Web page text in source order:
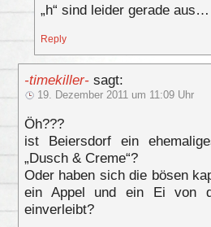
„h“ sind leider gerade aus…
Reply
-timekiller- sagt:
19. Dezember 2011 um 11:09 Uhr
Öh???
ist Beiersdorf ein
„Dusch & Creme“?
Oder haben sich die bösen
ein Appel und ein Ei von
einverleibt?